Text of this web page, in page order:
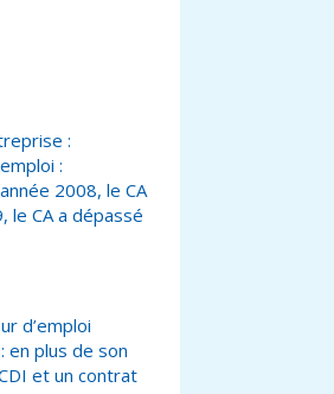
:
:
2008, le CA
CA a dépassé
d’emploi
en plus de son
et un contrat